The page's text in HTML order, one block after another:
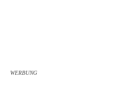
WERBUNG